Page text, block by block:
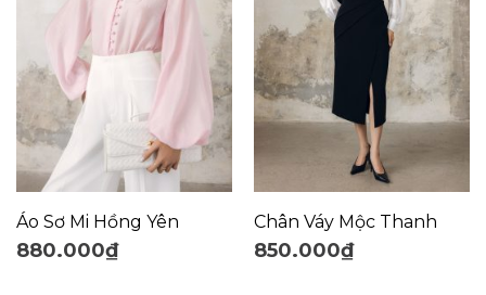
Áo Sơ Mi Hồng Yên
880.000₫
Chân Váy Mộc Thanh
850.000₫